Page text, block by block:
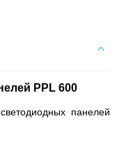
PPL 600
панелей